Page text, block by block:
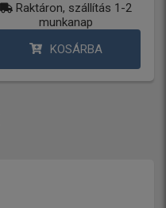
Raktáron, szállítás 1-2
munkanap
KOSÁRBA